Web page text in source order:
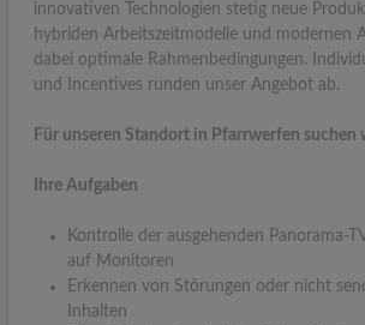
innovativen Tech­nologien stetig neue
hybriden Arbeitszeitmodelle und modernen
dabei optimale Rahmenbedingungen.
und Incentives runden unser Angebot ab.
Für unseren Standort in Pfarrwerfen suchen
Ihre Aufgaben
Kontrolle der ausgehenden Panorama-
auf Monitoren
Erkennen von Störungen oder nicht
Inhalten